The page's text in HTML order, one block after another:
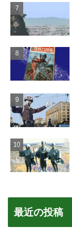
最近の投稿